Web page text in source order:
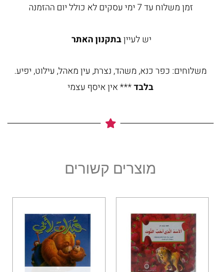
זמן משלוח עד 7 ימי עסקים לא כולל יום ההזמנה
יש לעייןבתקנון האתר
משלוחים: כפר כנא, משהד, נצרת, עין מאהל, עילוט, יפיע.
בלבד*** אין איסף עצמי
מוצרים קשורים